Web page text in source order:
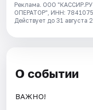
Реклама. ООО
ОПЕРАТОР", ИНН:
Действует до 31 августа
О событии
ВАЖНО!